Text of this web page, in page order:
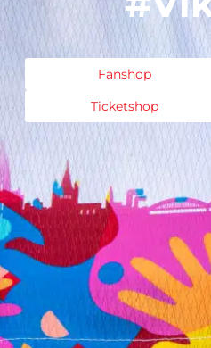
Fanshop
Ticketshop